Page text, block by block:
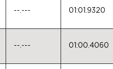
--.--- 01:01.9320
--.--- 01:00.4060